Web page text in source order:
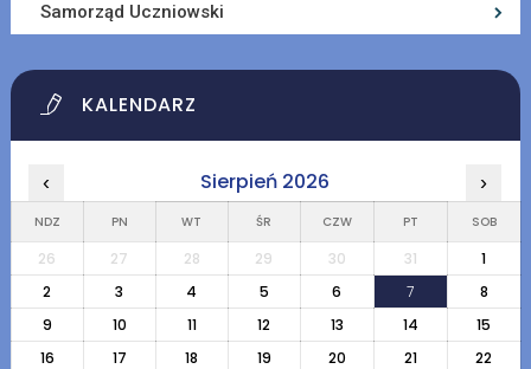
Samorząd Uczniowski
KALENDARZ
‹ Sierpień 2026 ›
NDZ PN WT ŚR CZW PT SOB
26 27 28 29 30 31
1
2
3 4 5 6 7
8
9
10 11 12 13 14
15
16
17 18 19 20 21
22